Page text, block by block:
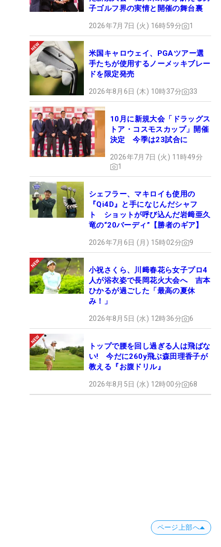
子ゴルフ界の実情と開催の舞台裏
2026年7月7日 (火) 16時59分 1
米国キャロウェイ、PGAツアー選
手たちが使用するノーメッキブレー
ドを限定発売
2026年8月6日 (木) 10時37分 33
10月に新規大会「ドラッグス
トア・コスモスカップ」開催
決定 今季は23試合に
2026年7月7日 (火) 11時49分
1
シェフラー、マキロイも使用の
『Qi4D』と手になじんだシャフ
ト ショットが呼び込んだ岩﨑亜久
竜の“20バーディ”【勝者のギア】
2026年7月6日 (月) 15時02分 9
小祝さくら、川﨑春花ら女子プロ4
人が浴衣姿で長岡花火大会へ 吉本
ひかるが過ごした「最高の夏休
み！」
2026年8月5日 (水) 12時36分 6
トップで腰を回し過ぎる人は飛ばな
い! 今だに260y飛ぶ森田理香子が
教える『お腹ドリル』
2026年8月5日 (水) 12時00分 68
ページ上部へ